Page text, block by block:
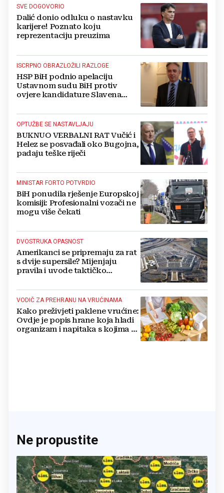
SVE DOGOVORIO
Dalić donio odluku o nastavku
karijere! Poznato koju
reprezentaciju preuzima
ISCRPNO OBRAZLOŽILI RAZLOGE
HSP BiH podnio apelaciju
Ustavnom sudu BiH protiv
ovjere kandidature Slavena
OPTUŽBE SE NASTAVLJAJU
BUKNUO VERBALNI RAT Vučić i
Helez se posvađali oko Bugojna,
padaju teške riječi
MINISTAR FORTO POTVRDIO
BiH ponudila rješenje Europskoj
komisiji: Profesionalni vozači ne
mogu više čekati
DVOSTRUKA OPASNOST
Amerikanci se pripremaju za rat
s dvije supersile? Mijenjaju
pravila i uvode taktičko
VODIČ ZA PREHRANU NA VRUĆINAMA
Kako preživjeti paklene vrućine:
Ovdje je popis hrane koja hladi
organizam i napitaka s kojima si
Ne propustite